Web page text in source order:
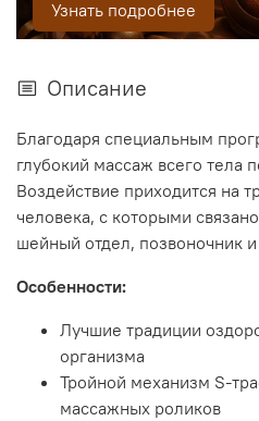
Узнать подробнее
Описание
Благодаря специальным
глубокий массаж всего тела
Воздействие приходится на
человека, с которыми
шейный отдел, позвоночник и
Особенности:
Лучшие традиции
организма
Тройной механизм S-
массажных роликов